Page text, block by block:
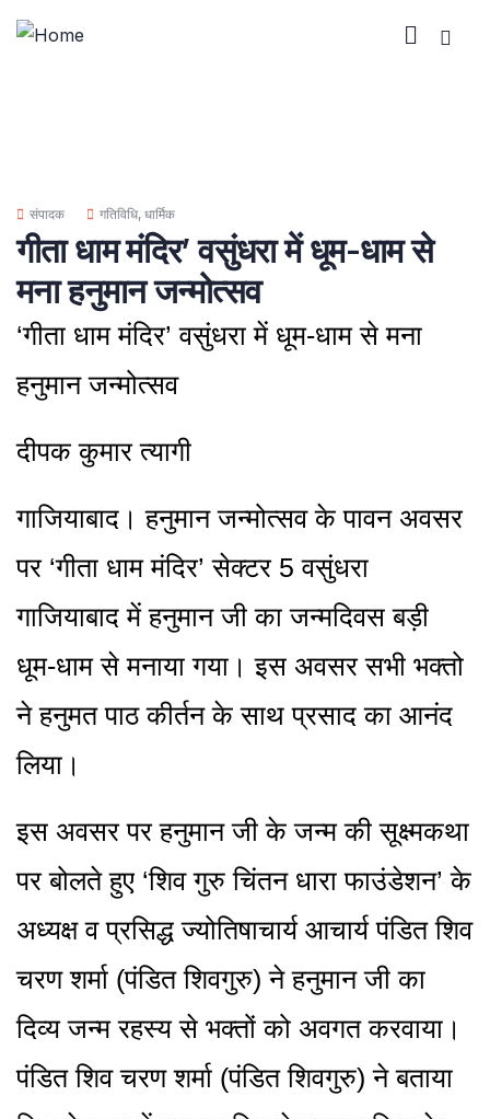
संपादक गतिविधि, धार्मिक
गीता धाम मंदिर’ वसुंधरा में धूम-धाम से
मना हनुमान जन्मोत्सव
‘गीता धाम मंदिर’ वसुंधरा में धूम-धाम से मना
हनुमान जन्मोत्सव
दीपक कुमार त्यागी
गाजियाबाद। हनुमान जन्मोत्सव के पावन अवसर
पर ‘गीता धाम मंदिर’ सेक्टर 5 वसुंधरा
गाजियाबाद में हनुमान जी का जन्मदिवस बड़ी
धूम-धाम से मनाया गया। इस अवसर सभी भक्तो
ने हनुमत पाठ कीर्तन के साथ प्रसाद का आनंद
लिया।
इस अवसर पर हनुमान जी के जन्म की सूक्ष्मकथा
पर बोलते हुए ‘शिव गुरु चिंतन धारा फाउंडेशन’ के
अध्यक्ष व प्रसिद्ध ज्योतिषाचार्य आचार्य पंडित शिव
चरण शर्मा (पंडित शिवगुरु) ने हनुमान जी का
दिव्य जन्म रहस्य से भक्तों को अवगत करवाया।
पंडित शिव चरण शर्मा (पंडित शिवगुरु) ने बताया